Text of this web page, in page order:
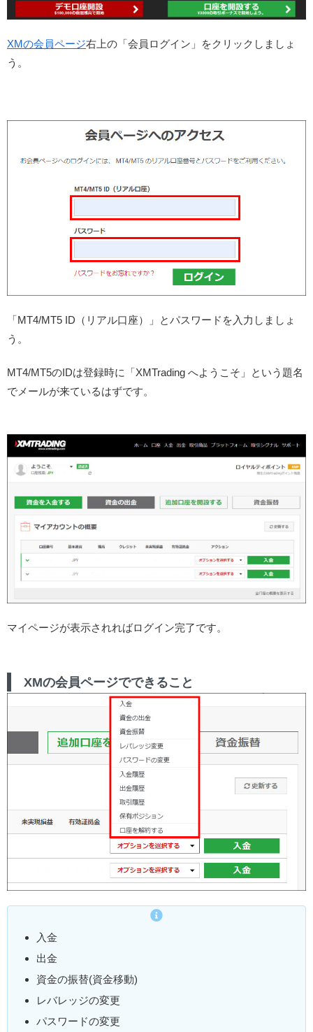
XMの会員ページ右上の「会員ログイン」をクリックしましょ
う。
「MT4/MT5 ID（リアル口座）」とパスワードを入力しましょ
う。
MT4/MT5のIDは登録時に「XMTrading へようこそ」という題名
でメールが来ているはずです。
マイページが表示されればログイン完了です。
XMの会員ページでできること
入金
出金
資金の振替(資金移動)
レバレッジの変更
パスワードの変更